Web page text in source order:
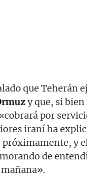
que Teherán
y que, si
por
iraní ha
y
de